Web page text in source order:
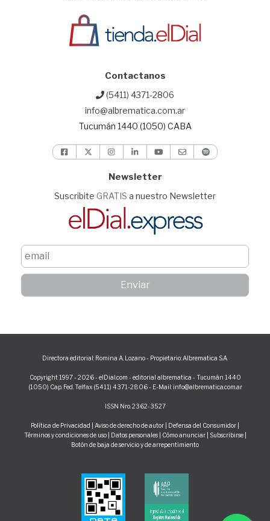
Contactanos
(5411) 4371-2806
info@albrematica.com.ar
Tucumán 1440 (1050) CABA
Newsletter
Suscribite GRATIS a nuestro Newsletter
Directora editorial: Romina A. Lozano - Propietario: Albrematica S.A.
Copyright 1997 - 2026 - elDial.com - editorial albrematica - Tucumán 1440
(1050) Cap. Fed. Telfax (5411) 4371-2806 - E-Mail: info@albrematica.com.ar
ISSN Nro. 2362-3527
Política de Privacidad Aviso de derecho de autor Defensa del Consumidor
Términos y condiciones de uso| Datos personales| Cómo anunciar| Subscribirse
Botón de baja de servicio y de arrepentimiento